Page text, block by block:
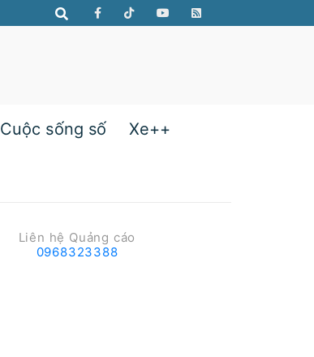
Cuộc sống số Xe++
Liên hệ Quảng cáo
0968323388